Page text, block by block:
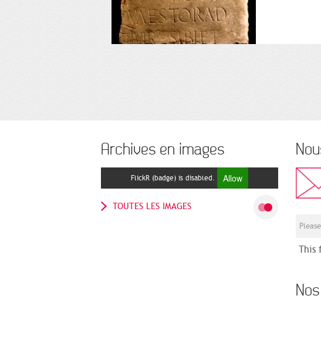
Archives en images
FlickR (badge) is disabled. Allow
TOUTES LES IMAGES
This